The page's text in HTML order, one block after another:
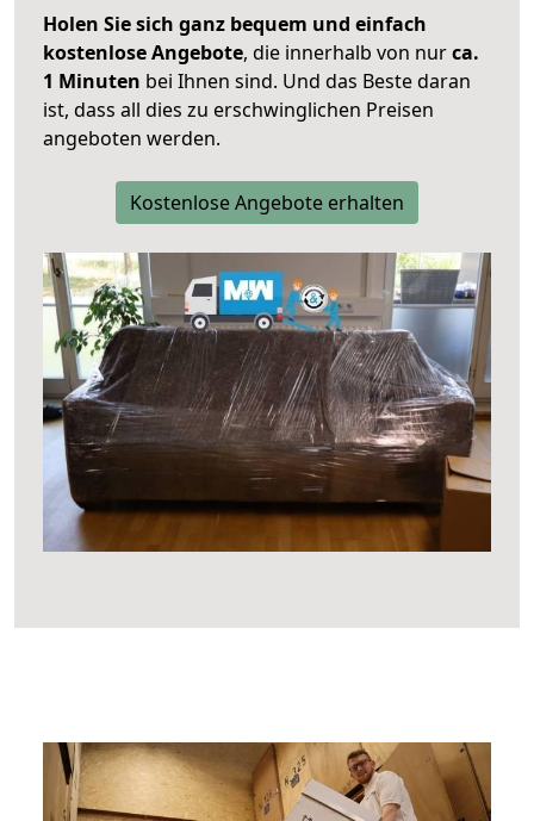
Holen Sie sich ganz bequem und einfach
kostenlose Angebote, die innerhalb von nurca.
1 Minuten bei Ihnen sind. Und das Beste daran
ist, dass all dies zu erschwinglichen Preisen
angeboten werden.
Kostenlose Angebote erhalten